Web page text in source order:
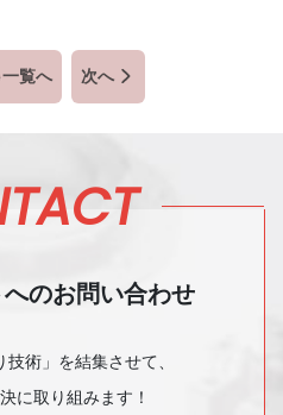
一覧へ 次へ
のお問い合わせ
術」を結集させて、
に取り組みます！